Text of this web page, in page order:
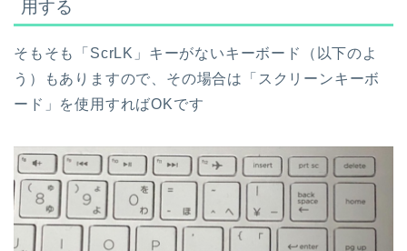
用する
そもそも「ScrLK」キーがないキーボード（以下のよ
う）もありますので、その場合は「スクリーンキーボ
ード」を使用すればOKです